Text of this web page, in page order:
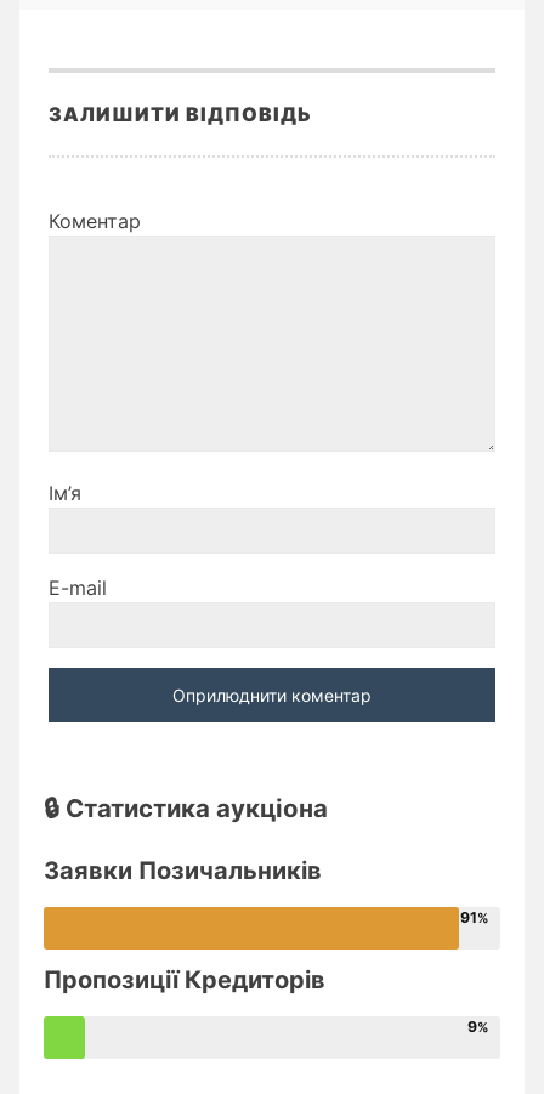
ЗАЛИШИТИ ВІДПОВІДЬ
Коментар
Ім’я
E-mail
🔒 Статистика аукціона
Заявки Позичальників
91
Пропозиції Кредиторів
9